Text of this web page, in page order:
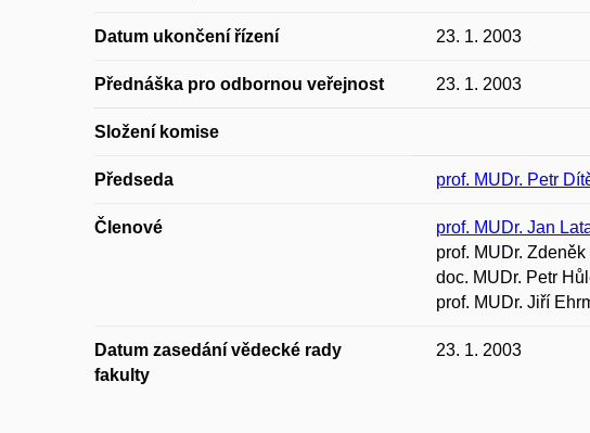
Datum ukončení řízení 23. 1. 2003
Přednáška pro odbornou veřejnost 23. 1. 2003
Složení komise
Předseda prof. MUDr. Petr
Členové prof. MUDr. Jan
prof. MUDr.
doc. MUDr. Petr
prof. MUDr. Jiří
Datum zasedání vědecké rady
fakulty
23. 1. 2003